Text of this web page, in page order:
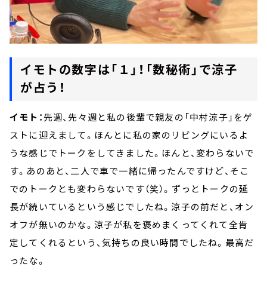
イモトの数字は「１」！「数秘術」で涼子
が占う！
イモト：先週、先々週と私の後輩で親友の「中村涼子」をゲ
ストに迎えまして。ほんとに私の家のリビングにいるよ
うな感じでトークをしてきました。ほんと、変わらないで
す。あのあと、二人で車で一緒に帰ったんですけど、そこ
でのトークとも変わらないです（笑）。ずっとトークの延
長が続いているという感じでしたね。涼子の前だと、オン
オフが無いのかな。涼子が私を褒めまくってくれて全肯
定してくれるという、気持ちの良い時間でしたね。最高だ
ったな。